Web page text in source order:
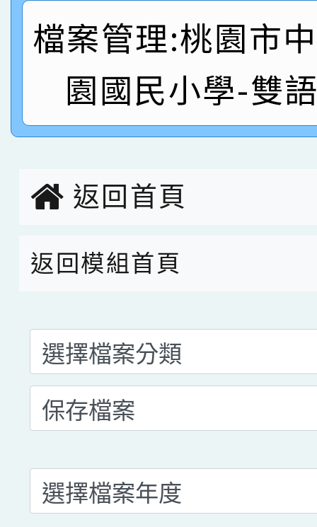
創客第三名。
賽 洪綺君教師榮獲社
賀！本校阿巴斯O蜜、
名 指導老師王老師、
賀！本校四年二班張O
園市英語競賽國小朗
賀！本校參加桃園市中
臺灣台語-第二名
市賽榮獲科學小創客佳
檔案管理:桃園市
園國民小學-雙
返回首頁
返回模組首頁